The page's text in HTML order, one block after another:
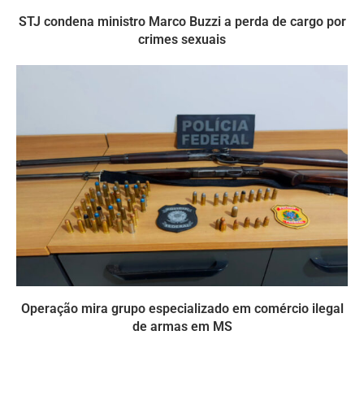
STJ condena ministro Marco Buzzi a perda de cargo por
crimes sexuais
Operação mira grupo especializado em comércio ilegal
de armas em MS